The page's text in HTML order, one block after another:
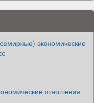
экономические
отношения